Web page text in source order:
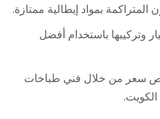
بمواد إيطالية ممتازة.
وتركيبها باستخدام أفضل
سعر من خلال فني طباخات
الكويت.